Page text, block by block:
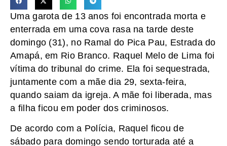
Uma garota de 13 anos foi encontrada morta e
enterrada em uma cova rasa na tarde deste
domingo (31), no Ramal do Pica Pau, Estrada do
Amapá, em Rio Branco. Raquel Melo de Lima foi
vítima do tribunal do crime. Ela foi sequestrada,
juntamente com a mãe dia 29, sexta-feira,
quando saiam da igreja. A mãe foi liberada, mas
a filha ficou em poder dos criminosos.
De acordo com a Polícia, Raquel ficou de
sábado para domingo sendo torturada até a